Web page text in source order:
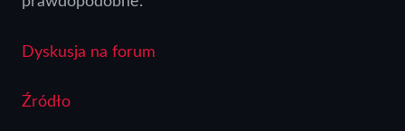
Dyskusja na forum
Źródło